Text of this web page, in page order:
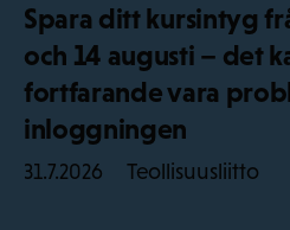
Spara ditt kursintyg
och 14 augusti – det
fortfarande vara
inloggningen
31.7.2026 Teollisuusliitto